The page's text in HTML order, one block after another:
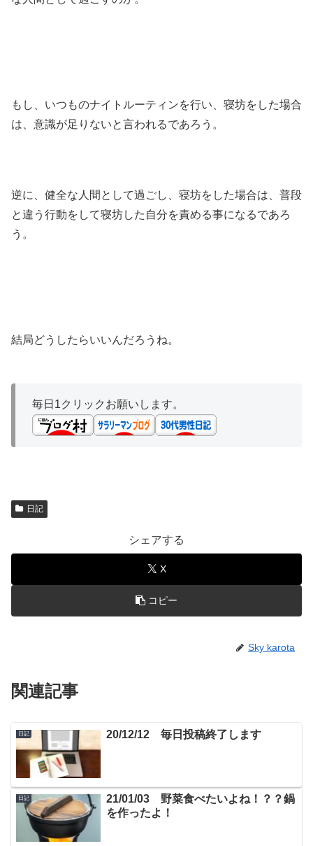
もし、いつものナイトルーティンを行い、寝坊をした場合
は、意識が足りないと言われるであろう。
逆に、健全な人間として過ごし、寝坊をした場合は、普段
と違う行動をして寝坊した自分を責める事になるであろ
う。
結局どうしたらいいんだろうね。
毎日1クリックお願いします。
日記
シェアする
X
コピー
Sky karota
関連記事
日記 20/12/12 毎日投稿終了します
日記
21/01/03 野菜食べたいよね！？？鍋
を作ったよ！